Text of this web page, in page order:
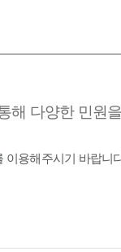
다양한 민원
이용해주시기 바랍니